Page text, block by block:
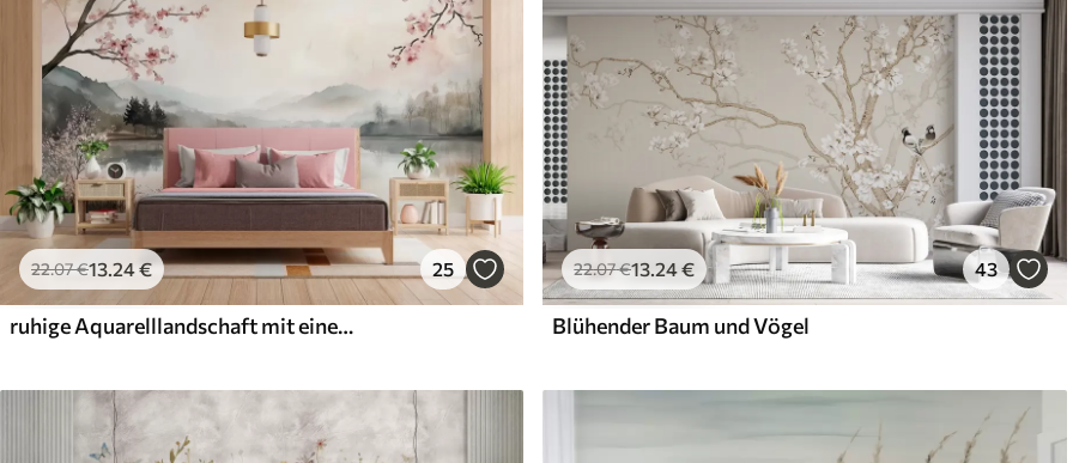
22.07€13.24€ 25
ruhige Aquarelllandschaft mit einem See und einem blühenden Baum
22.07€13.24€ 43
Blühender Baum und Vögel